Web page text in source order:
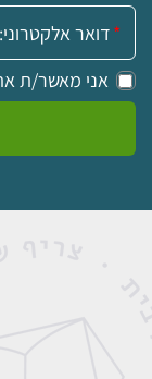
אימייל:
אני מאשר/ת